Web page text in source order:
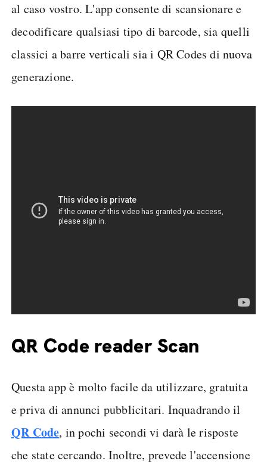
al caso vostro. L'app consente di scansionare e
decodificare qualsiasi tipo di barcode, sia quelli
classici a barre verticali sia i QR Codes di nuova
generazione.
QR Code reader Scan
Questa app è molto facile da utilizzare, gratuita
e priva di annunci pubblicitari. Inquadrando il
QR Code, in pochi secondi vi darà le risposte
che state cercando. Inoltre, prevede l'accensione